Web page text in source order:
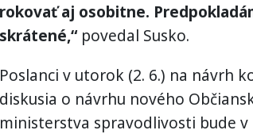
rokovať aj osobitne.
skrátené,“povedal Susko.
Poslanci v utorok (2. 6.) na návrh
diskusia o návrhu nového
ministerstva spravodlivosti bude v